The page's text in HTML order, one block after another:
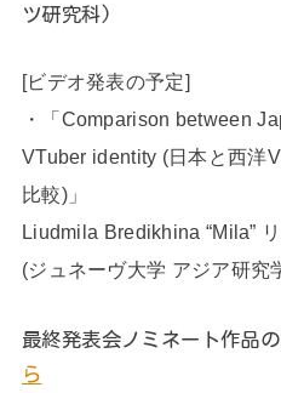
ツ研究科)
[ビデオ発表の予定]
・「Comparison between
VTuber identity (日本と西洋
比較)」
Liudmila Bredikhina “Mila”
(ジュネーヴ大学 アジア研究
最終発表会ノミネート作品
ら